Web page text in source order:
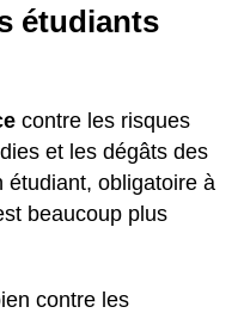
étudiants
contre les risques
et les dégâts des
étudiant, obligatoire à
beaucoup plus
contre les